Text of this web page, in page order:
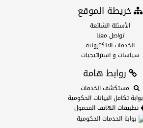
خريطة الموقع
الأسئلة الشائعة
تواصل معنا
الخدمات الالكترونية
سياسات و استراتيجيات
روابط هامة
مستكشف الخدمات
بوابة تكامل البيانات الحكومية
تطبيقات الهاتف المحمول
بوابة الخدمات الحكومية